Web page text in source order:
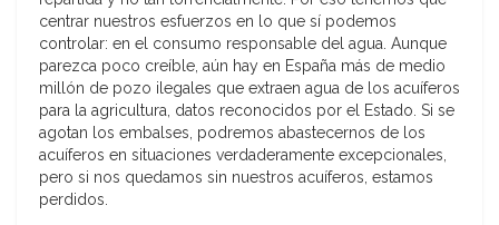
centrar nuestros esfuerzos en lo que sí podemos
controlar: en el consumo responsable del agua. Aunque
parezca poco creíble, aún hay en España más de medio
millón de pozo ilegales que extraen agua de los acuíferos
para la agricultura, datos reconocidos por el Estado. Si se
agotan los embalses, podremos abastecernos de los
acuíferos en situaciones verdaderamente excepcionales,
pero si nos quedamos sin nuestros acuíferos, estamos
perdidos.